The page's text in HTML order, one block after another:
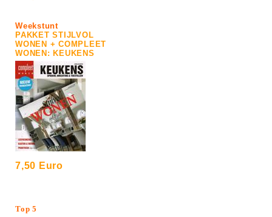
Weekstunt
PAKKET STIJLVOL
WONEN + COMPLEET
WONEN: KEUKENS
7,50 Euro
Top 5